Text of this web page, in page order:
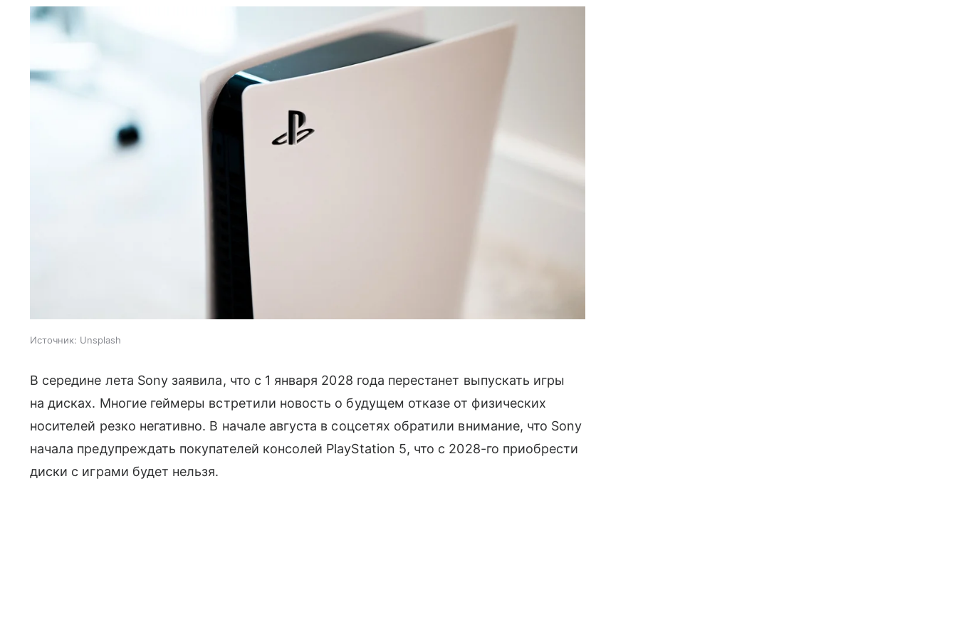
Источник: Unsplash
В середине лета Sony заявила, что с 1 января 2028 года перестанет выпускать игры
на дисках. Многие геймеры встретили новость о будущем отказе от физических
носителей резко негативно. В начале августа в соцсетях обратили внимание, что Sony
начала предупреждать покупателей консолей PlayStation 5, что с 2028-го приобрести
диски с играми будет нельзя.